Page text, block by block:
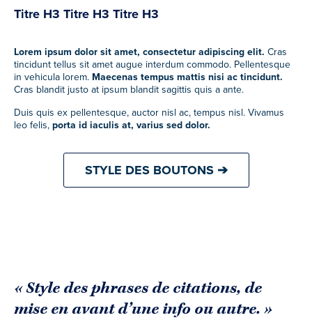
Titre H3 Titre H3 Titre H3
Lorem ipsum dolor sit amet, consectetur adipiscing elit. Cras
tincidunt tellus sit amet augue interdum commodo. Pellentesque
in vehicula lorem. Maecenas tempus mattis nisi ac tincidunt.
Cras blandit justo at ipsum blandit sagittis quis a ante.
Duis quis ex pellentesque, auctor nisl ac, tempus nisl. Vivamus
leo felis, porta id iaculis at, varius sed dolor.
STYLE DES BOUTONS ➔
« Style des phrases de citations, de
mise en avant d’une info ou autre. »